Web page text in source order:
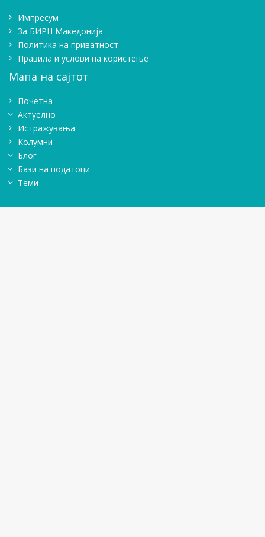
Импресум
Зa БИРН Македонија
Политика на приватност
Правила и услови на користење
Мапа на сајтот
Почетна
Актуелно
Истражувањa
Колумни
Блог
Бази на податоци
Теми